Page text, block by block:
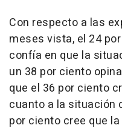
Con respecto a las
meses vista, el 24
confía en que la
un 38 por ciento
que el 36 por ciento
cuanto a la situación
por ciento cree que